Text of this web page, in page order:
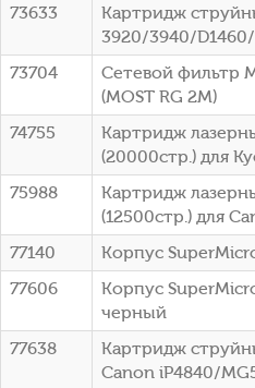
73633
Картридж
3920/3940/D1460/
73704
Сетевой фильтр
(МОSТ RG 2М)
74755
Картридж
(20000стр.) для
75988
Картридж
(12500стр.) для
77140
Корпус
77606
Корпус
черный
77638
Картридж
Canon iP4840/